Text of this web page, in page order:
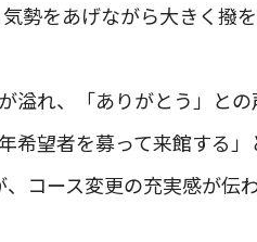
勢をあげながら大きく撥
溢れ、「ありがとう」と
希望者を募って来館する
コース変更の充実感が伝